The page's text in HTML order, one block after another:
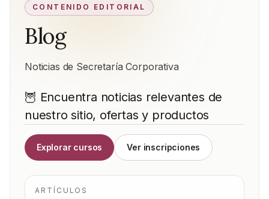
CONTENIDO EDITORIAL
Blog
Noticias de Secretaría Corporativa
🦉 Encuentra noticias relevantes de
nuestro sitio, ofertas y productos
Explorar cursos Ver inscripciones
ARTÍCULOS